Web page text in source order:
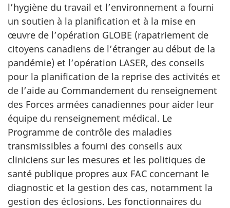
l’hygiène du travail et l’environnement a fourni
un soutien à la planification et à la mise en
œuvre de l’opération GLOBE (rapatriement de
citoyens canadiens de l’étranger au début de la
pandémie) et l’opération LASER, des conseils
pour la planification de la reprise des activités et
de l’aide au Commandement du renseignement
des Forces armées canadiennes pour aider leur
équipe du renseignement médical. Le
Programme de contrôle des maladies
transmissibles a fourni des conseils aux
cliniciens sur les mesures et les politiques de
santé publique propres aux FAC concernant le
diagnostic et la gestion des cas, notamment la
gestion des éclosions. Les fonctionnaires du